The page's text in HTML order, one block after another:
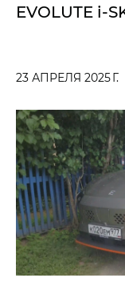
EVOLUTE
23 АПРЕЛЯ 2025 Г.